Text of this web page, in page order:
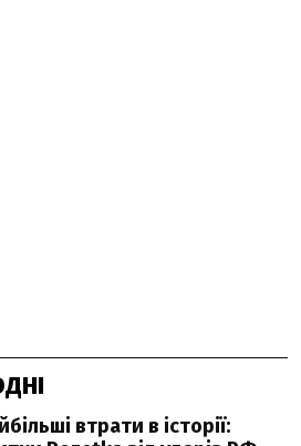
втрати в історії: